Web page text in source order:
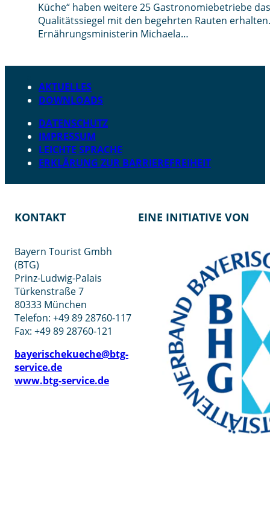
Küche“ haben weitere 25 Gastronomiebetriebe das
Qualitätssiegel mit den begehrten Rauten erhalten.
Ernährungsministerin Michaela…
AKTUELLES
DOWNLOADS
DATENSCHUTZ
IMPRESSUM
LEICHTE SPRACHE
ERKLÄRUNG ZUR BARRIEREFREIHEIT
KONTAKT EINE INITIATIVE VON
Bayern Tourist Gmbh
(BTG)
Prinz-Ludwig-Palais
Türkenstraße 7
80333 München
Telefon: +49 89 28760-117
Fax: +49 89 28760-121
bayerischekueche@btg-
service.de
www.btg-service.de